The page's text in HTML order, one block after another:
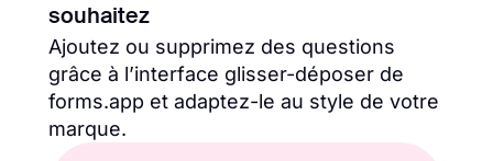
souhaitez
Ajoutez ou supprimez des questions
grâce à l’interface glisser-déposer de
forms.app et adaptez-le au style de votre
marque.